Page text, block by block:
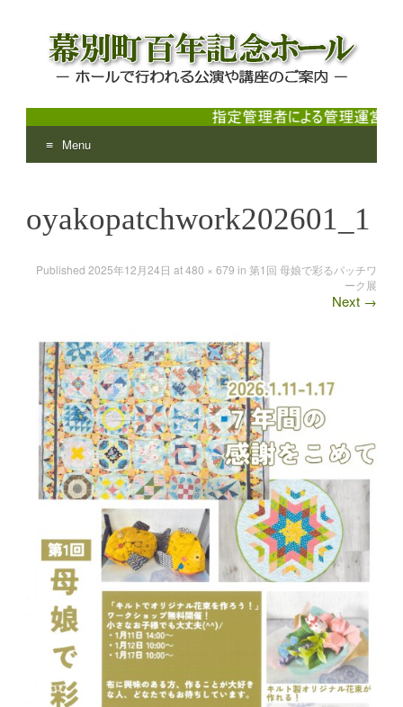
幕別町百年記念ホール
ホールで行われる公演や講座のご案内
Menu
content
oyakopatchwork202601_1
Published 2025年12月24日 at480 × 679 in 第1回 母娘で彩るパッチワ
ーク展
Next →